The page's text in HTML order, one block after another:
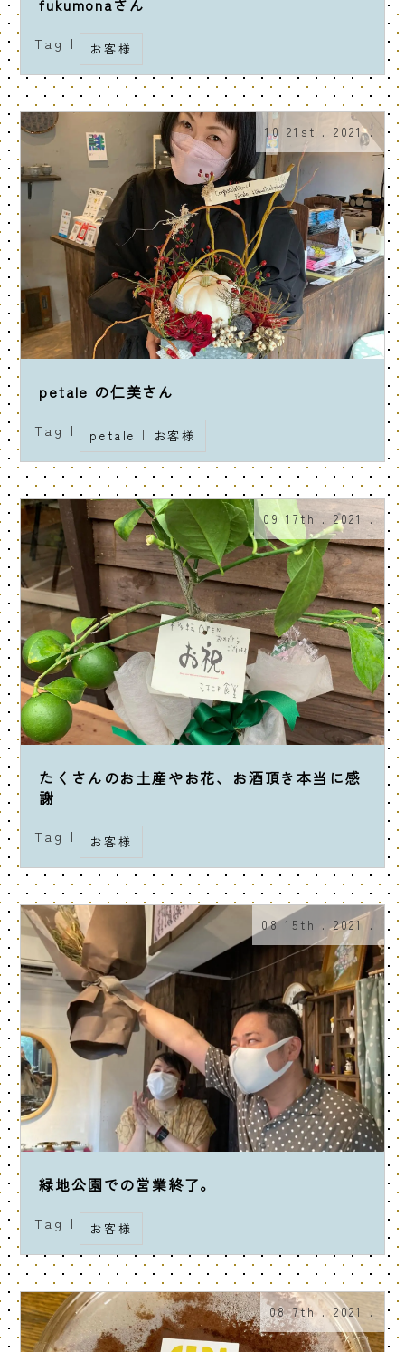
fukumonaさん
Tag | お客様
10 21st . 2021 .
petale の仁美さん
Tag | petale | お客様
09 17th . 2021 .
たくさんのお土産やお花、お酒頂き本当に感
謝
Tag | お客様
08 15th . 2021 .
緑地公園での営業終了。
Tag | お客様
08 7th . 2021 .